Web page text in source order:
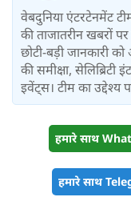
वेबदुनिया एंटरटेनमेंट
की ताजातरीन खबरों
छोटी-बड़ी जानकारी
की समीक्षा, सेलिब्रिटी
इवेंट्स। टीम का उद्देश्य
हमारे साथ
हमारे साथ